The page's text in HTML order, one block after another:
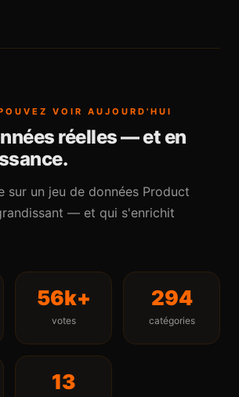
VOIR AUJOURD'HUI
réelles — et en
sur un jeu de données Product
— et qui s'enrichit
56k+
votes
294
catégories
13